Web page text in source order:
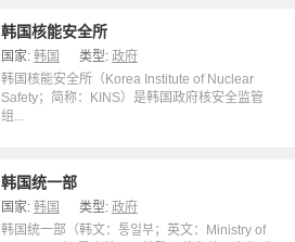
韩国核能安全所
国家: 韩国 类型: 政府
韩国核能安全所（Korea Institute of Nuclear
Safety；简称：KINS）是韩国政府核安全监管
组...
韩国统一部
国家: 韩国 类型: 政府
韩国统一部（韩文：통일부；英文：Ministry of